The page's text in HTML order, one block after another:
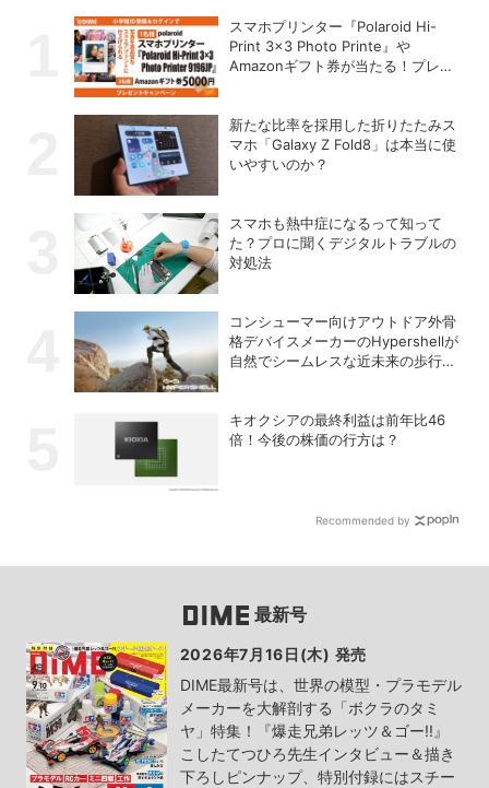
スマホプリンター『Polaroid Hi-
Print 3×3 Photo Printe』や
Amazonギフト券が当たる！プレゼ
新たな比率を採用した折りたたみス
マホ「Galaxy Z Fold8」は本当に使
いやすいのか？
スマホも熱中症になるって知って
た？プロに聞くデジタルトラブルの
対処法
コンシューマー向けアウトドア外骨
格デバイスメーカーのHypershellが
自然でシームレスな近未来の歩行体
キオクシアの最終利益は前年比46
倍！今後の株価の行方は？
Recommended by
最新号
2026年7月16日(木) 発売
DIME最新号は、世界の模型・プラモデル
メーカーを大解剖する「ボクラのタミ
ヤ」特集！『爆走兄弟レッツ＆ゴー!!』
こしたてつひろ先生インタビュー＆描き
下ろしピンナップ、特別付録にはスチー